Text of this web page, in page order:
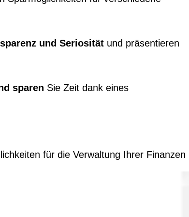
und Seriosität und präsentieren
sparen Sie Zeit dank eines
für die Verwaltung Ihrer Finanzen